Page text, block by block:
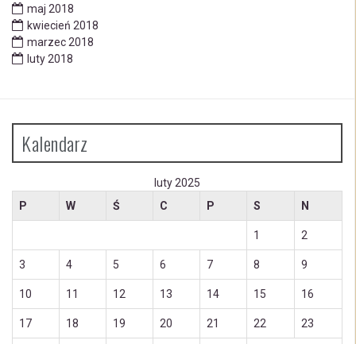
maj 2018
kwiecień 2018
marzec 2018
luty 2018
Kalendarz
luty 2025
P
W Ś C P S N
1 2
3 4 5 6 7 8 9
10 11 12 13 14 15 16
17 18 19 20 21 22 23